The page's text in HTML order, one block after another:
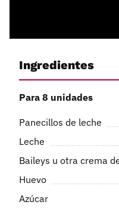
Ingredientes
Para 8 unidades
Panecillos de leche
Leche
Baileys u otra crema
Huevo
Azúcar